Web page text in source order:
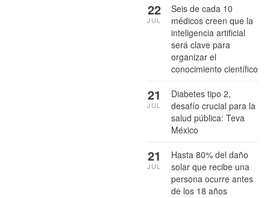
Seis de cada 10
médicos creen que la
inteligencia artificial
será clave para
organizar el
conocimiento científico
22
JUL
Diabetes tipo 2,
desafío crucial para la
salud pública: Teva
México
21
JUL
Hasta 80% del daño
solar que recibe una
persona ocurre antes
de los 18 años
21
JUL